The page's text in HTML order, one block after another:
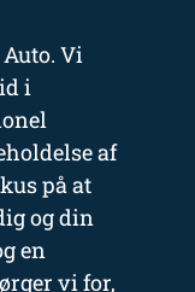
Vi
i
af
på at
og din
en
vi for,